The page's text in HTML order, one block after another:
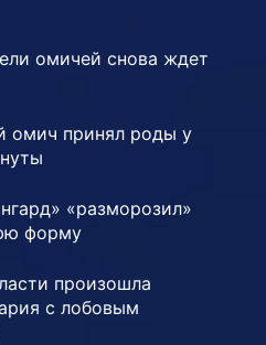
омичей снова ждет
омич принял роды у
«разморозил»
форму
произошла
с лобовым